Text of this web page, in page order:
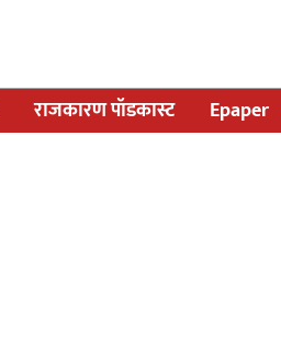
राजकारण पॉडकास्ट Epaper